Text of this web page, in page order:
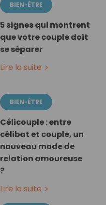
BIEN-ÊTRE
5 signes qui montrent
que votre couple doit
se séparer
Lire la suite
BIEN-ÊTRE
Célicouple : entre
célibat et couple, un
nouveau mode de
relation amoureuse
?
Lire la suite